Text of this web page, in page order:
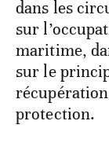
dans les
sur
maritime,
sur le
protection.